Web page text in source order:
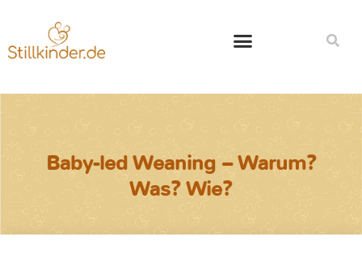
Baby-led Weaning – Warum?
Was? Wie?